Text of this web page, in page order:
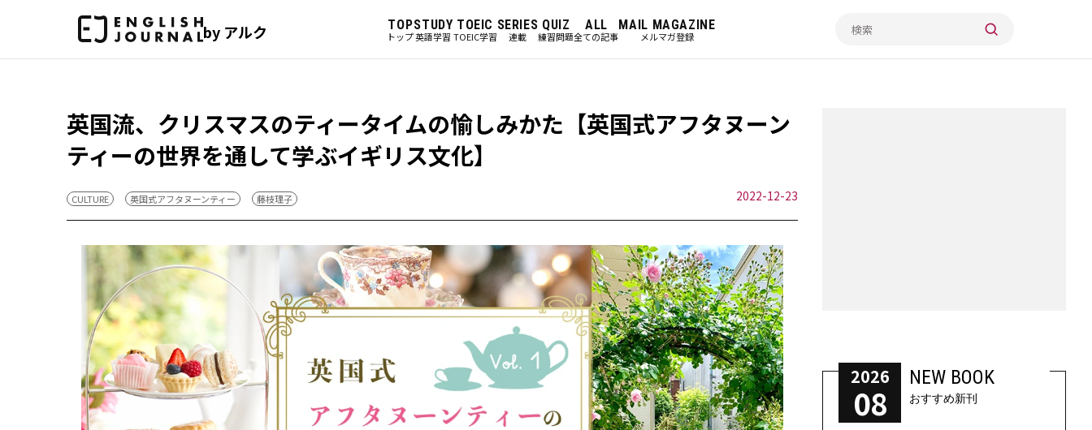
by アルク TOP
トップ
STUDY
英語学習
TOEIC
TOEIC学習
SERIES
連載
QUIZ
練習問題
ALL
全ての記事
MAIL MAGAZINE
メルマガ登録
英国流、クリスマスのティータイムの愉しみかた【英国式アフタヌーン
ティーの世界を通して学ぶイギリス文化】
CULTURE 英国式アフタヌーンティー 藤枝理子 2022-12-23
2026
08
NEW BOOK
おすすめ新刊